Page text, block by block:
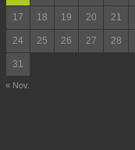
17 18 19 20 21
24 25 26 27 28
31
« Nov.